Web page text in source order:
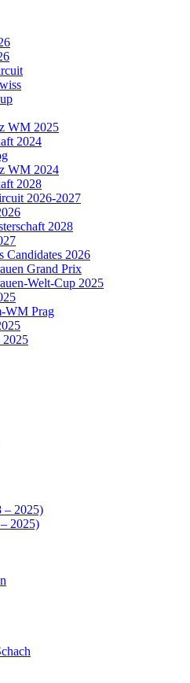
WM 2025
2024
WM 2024
2028
2026-2027
2028
Candidates 2026
Grand Prix
Welt-Cup 2025
WM Prag
2025
– 2025)
2025)